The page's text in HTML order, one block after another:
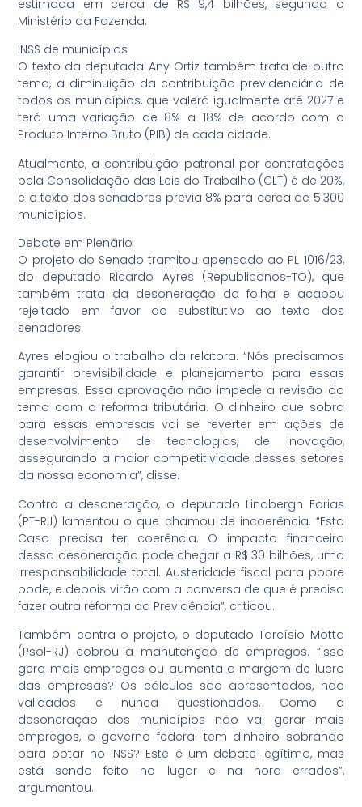
estimada em cerca de R$ 9,4 bilhões, segundo o
Ministério da Fazenda.
INSS de municípios
O texto da deputada Any Ortiz também trata de outro
tema, a diminuição da contribuição previdenciária de
todos os municípios, que valerá igualmente até 2027 e
terá uma variação de 8% a 18% de acordo com o
Produto Interno Bruto (PIB) de cada cidade.
Atualmente, a contribuição patronal por contratações
pela Consolidação das Leis do Trabalho (CLT) é de 20%,
e o texto dos senadores previa 8% para cerca de 5.300
municípios.
Debate em Plenário
O projeto do Senado tramitou apensado ao PL 1016/23,
do deputado Ricardo Ayres (Republicanos-TO), que
também trata da desoneração da folha e acabou
rejeitado em favor do substitutivo ao texto dos
senadores.
Ayres elogiou o trabalho da relatora. “Nós precisamos
garantir previsibilidade e planejamento para essas
empresas. Essa aprovação não impede a revisão do
tema com a reforma tributária. O dinheiro que sobra
para essas empresas vai se reverter em ações de
desenvolvimento de tecnologias, de inovação,
assegurando a maior competitividade desses setores
da nossa economia”, disse.
Contra a desoneração, o deputado Lindbergh Farias
(PT-RJ) lamentou o que chamou de incoerência. “Esta
Casa precisa ter coerência. O impacto financeiro
dessa desoneração pode chegar a R$ 30 bilhões, uma
irresponsabilidade total. Austeridade fiscal para pobre
pode, e depois virão com a conversa de que é preciso
fazer outra reforma da Previdência”, criticou.
Também contra o projeto, o deputado Tarcísio Motta
(Psol-RJ) cobrou a manutenção de empregos. “Isso
gera mais empregos ou aumenta a margem de lucro
das empresas? Os cálculos são apresentados, não
validados e nunca questionados. Como a
desoneração dos municípios não vai gerar mais
empregos, o governo federal tem dinheiro sobrando
para botar no INSS? Este é um debate legítimo, mas
está sendo feito no lugar e na hora errados”,
argumentou.